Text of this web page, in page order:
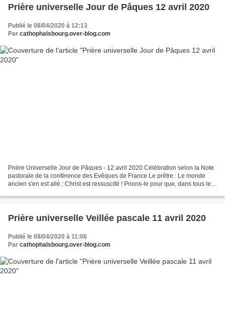
Prière universelle Jour de Pâques 12 avril 2020
Publié le 08/04/2020 à 12:13
Par cathophalsbourg.over-blog.com
Prière Universelle Jour de Pâques - 12 avril 2020 Célébration selon la Note
pastorale de la conférence des Evêques de France Le prêtre : Le monde
ancien s'en est allé : Christ est ressuscité ! Prions-le pour que, dans tous les
Prière universelle Veillée pascale 11 avril 2020
Publié le 08/04/2020 à 11:06
Par cathophalsbourg.over-blog.com